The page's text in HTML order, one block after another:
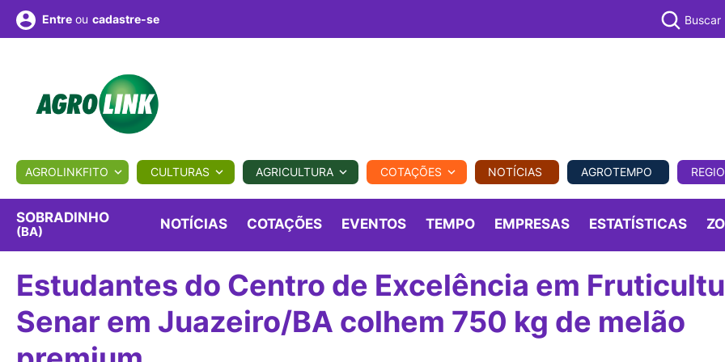
BIOLÓGICOS COTAÇÕES NOTÍCIAS AGROTEMPO REGIONAL COMERCIAL AGROVIAGENS
Conversor Colunistas Eventos
Vídeos
Entre ou cadastre-se Buscar
AGROLINKFITO CULTURAS AGRICULTURA COTAÇÕES NOTÍCIAS AGROTEMPO
SOBRADINHO
(BA) NOTÍCIAS COTAÇÕES EVENTOS TEMPO EMPRESAS ESTATÍSTICAS
Estudantes do Centro de Excelência em
Senar em Juazeiro/BA colhem 750 kg de melão